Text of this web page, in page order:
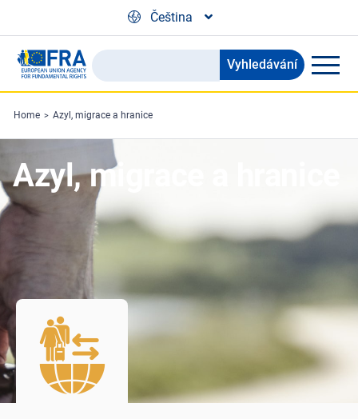
Čeština
Search
the
FRA
website
Vyhledávání
Home Azyl, migrace a hranice
Azyl, migrace a hranice